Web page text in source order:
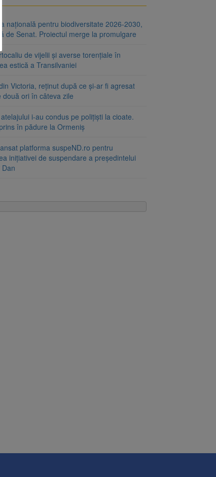
națională pentru biodiversitate 2026-2030,
de Senat. Proiectul merge la promulgare
de vijelii și averse torențiale în
estică a Transilvaniei
Victoria, reținut după ce și-ar fi agresat
două ori în câteva zile
i-au condus pe polițiști la cioate.
în pădure la Ormeniș
platforma suspeND.ro pentru
inițiativei de suspendare a președintelui
Dan